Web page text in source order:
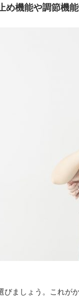
め機能や調節機
びましょう。これが